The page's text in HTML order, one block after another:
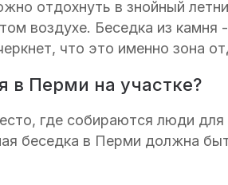
отдохнуть в знойный
воздухе. Беседка из
что это именно зона
в Перми на участке?
где собираются люди
беседка в Перми должна